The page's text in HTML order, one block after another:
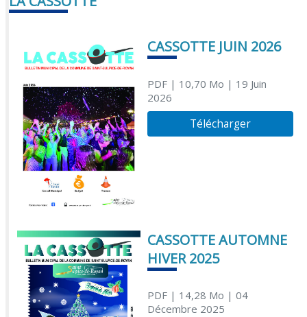
CASSOTTE JUIN 2026
PDF| 10,70 Mo | 19 Juin
2026
Télécharger
CASSOTTE AUTOMNE
HIVER 2025
PDF| 14,28 Mo | 04
Décembre 2025